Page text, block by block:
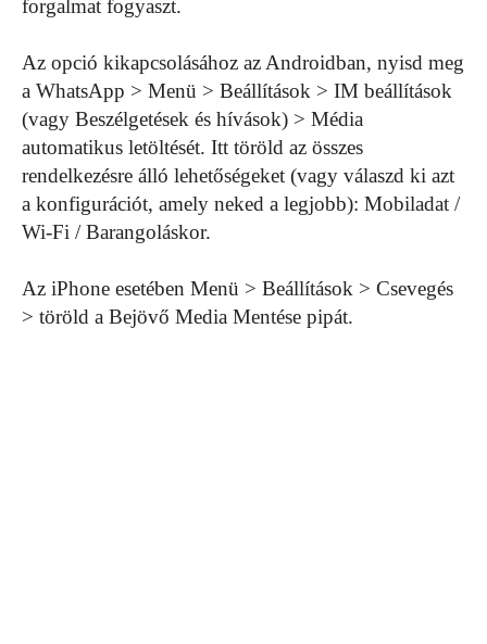
forgalmat fogyaszt.
Az opció kikapcsolásához az Androidban, nyisd meg
a WhatsApp > Menü > Beállítások > IM beállítások
(vagy Beszélgetések és hívások) > Média
automatikus letöltését. Itt töröld az összes
rendelkezésre álló lehetőségeket (vagy válaszd ki azt
a konfigurációt, amely neked a legjobb): Mobiladat /
Wi-Fi / Barangoláskor.
Az iPhone esetében Menü > Beállítások > Csevegés
> töröld a Bejövő Media Mentése pipát.